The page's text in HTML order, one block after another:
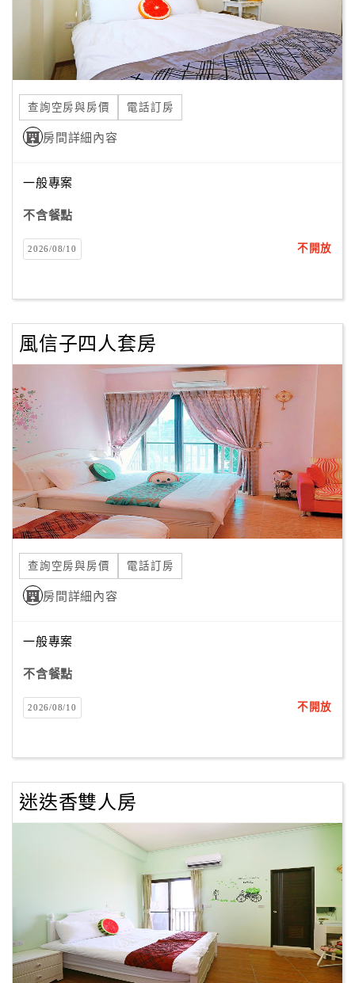
訂
單
管
理
員
戶
客
服
聯
Line
線
上
客
服
紅
利
查
訂
房
Q&A
旅
卡
收
據
查詢空房與房價 電話訂房
房間詳細內容
一般專案
不含餐點
2026/08/10 不開放
風信子四人套房
查詢空房與房價 電話訂房
房間詳細內容
一般專案
不含餐點
2026/08/10 不開放
迷迭香雙人房